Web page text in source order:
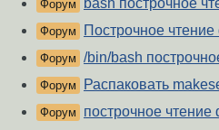
Форум bash построчное
Форум Построчное
Форум /bin/bash
Форум Распаковать
Форум построчное чтение